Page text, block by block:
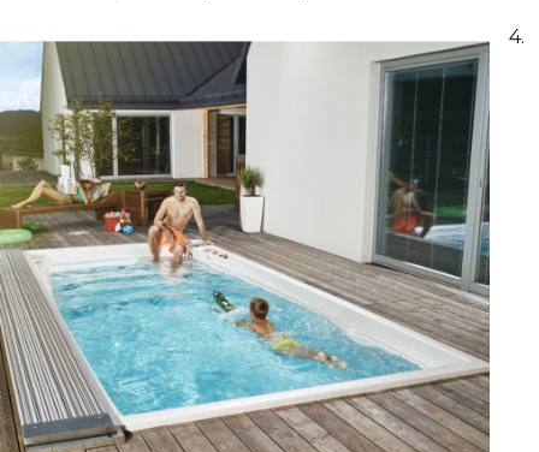
4.